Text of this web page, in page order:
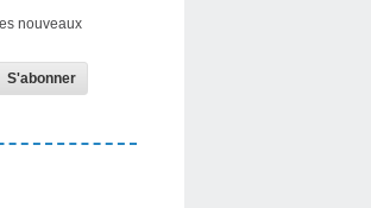
nouveaux